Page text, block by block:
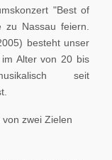
"Best of
Nassau feiern.
besteht unser
Alter von 20 bis
seit
zwei Zielen